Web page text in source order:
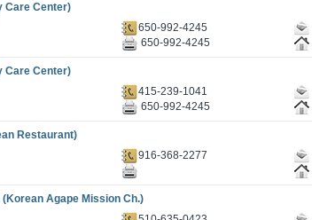
Care Center)
650-992-4245
650-992-4245
Care Center)
415-239-1041
650-992-4245
Restaurant)
916-368-2277
(Korean Agape Mission Ch.)